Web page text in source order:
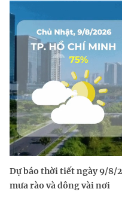
Dự báo thời tiết ngày 9/8/
mưa rào và dông vài nơi